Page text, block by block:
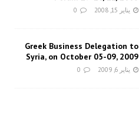
يناير 15, 2008 0
Greek Business Delegation to
Syria, on October 05-09, 2009
يناير 6, 2009 0